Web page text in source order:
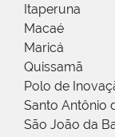
Itaperuna
Macaé
Maricá
Quissamã
Polo de
Santo Antônio
São João da